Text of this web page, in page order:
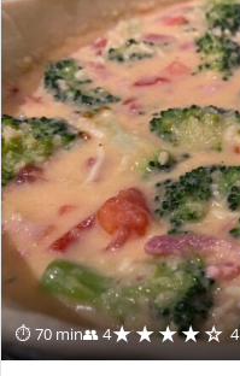
⏱ 70 min👥 4★★★★☆